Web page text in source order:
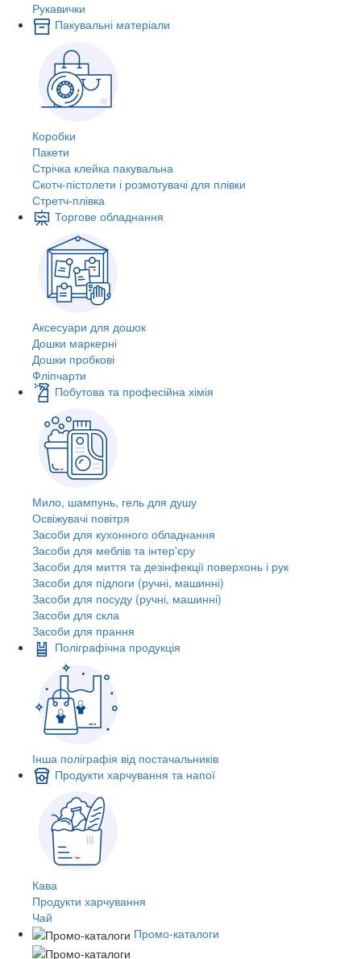
Рукавички
Пакувальні матеріали
Коробки
Пакети
Стрічка клейка пакувальна
Скотч-пістолети і розмотувачі для плівки
Стретч-плівка
Торгове обладнання
Аксесуари для дошок
Дошки маркерні
Дошки пробкові
Фліпчарти
Побутова та професійна хімія
Мило, шампунь, гель для душу
Освіжувачі повітря
Засоби для кухонного обладнання
Засоби для меблів та інтер'єру
Засоби для миття та дезінфекції поверхонь і рук
Засоби для підлоги (ручні, машинні)
Засоби для посуду (ручні, машинні)
Засоби для скла
Засоби для прання
Поліграфічна продукція
Інша поліграфія від постачальників
Продукти харчування та напої
Кава
Продукти харчування
Чай
Промо-каталоги